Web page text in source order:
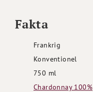
Frankrig
Konventionel
750 ml
Chardonnay 100%
Fakta